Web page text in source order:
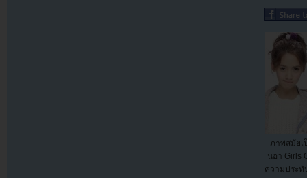
ภาพสมัยเ
นอา Girls
ความประทั